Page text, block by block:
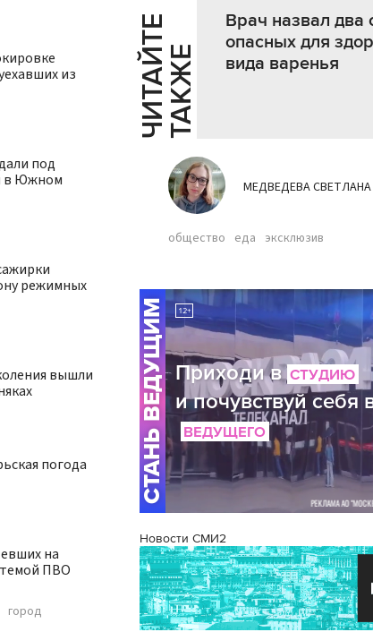
из
под
в Южном
режимных
вышли
погода
на
ПВО
город
Ч
И
Т
АЙ
Т
Е
Т
А
К
ЖЕ
Врач назвал два
опасных для
вида варенья
МЕДВЕДЕВА СВЕТЛАНА
общество еда эксклюзив
Новости СМИ2